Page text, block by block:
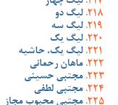
لیگ دو
لیگ سه
لیگ یک
لیگ یک، حاشیه
ماهان رحمانی
مجتبی حسینی
مجتبی لطفی
مجتبی محبوب مجاز